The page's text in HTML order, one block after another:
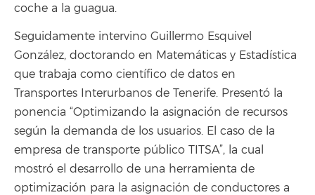
coche a la guagua.
Seguidamente intervino Guillermo Esquivel
González, doctorando en Matemáticas y Estadística
que trabaja como científico de datos en
Transportes Interurbanos de Tenerife. Presentó la
ponencia “Optimizando la asignación de recursos
según la demanda de los usuarios. El caso de la
empresa de transporte público TITSA”, la cual
mostró el desarrollo de una herramienta de
optimización para la asignación de conductores a